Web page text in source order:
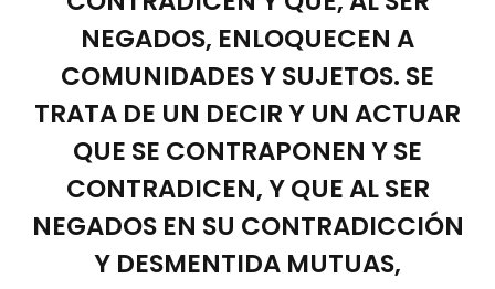
NEGADOS, ENLOQUECEN A
COMUNIDADES Y SUJETOS. SE
TRATA DE UN DECIR Y UN ACTUAR
QUE SE CONTRAPONEN Y SE
CONTRADICEN, Y QUE AL SER
NEGADOS EN SU CONTRADICCIÓN
Y DESMENTIDA MUTUAS,